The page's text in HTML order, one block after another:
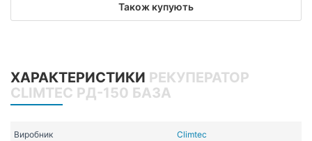
Також купують
ХАРАКТЕРИСТИКИ РЕКУПЕРАТОР
CLIMTEC РД-150 БАЗА
Виробник Climtec